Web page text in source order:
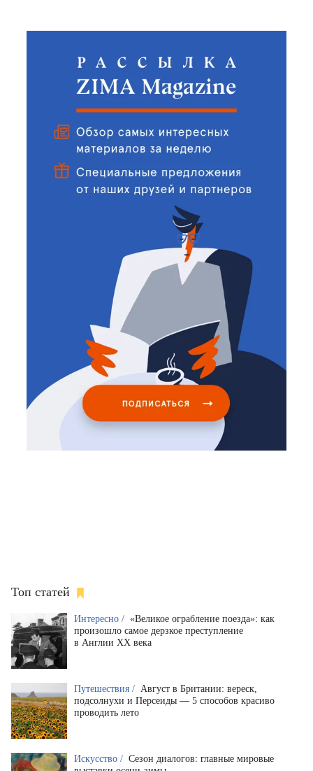
Топ статей
Интересно / «Великое ограбление поезда»: как
произошло самое дерзкое преступление
в Англии XX века
Путешествия / Август в Британии: вереск,
подсолнухи и Персеиды — 5 способов красиво
проводить лето
Искусство / Сезон диалогов: главные мировые